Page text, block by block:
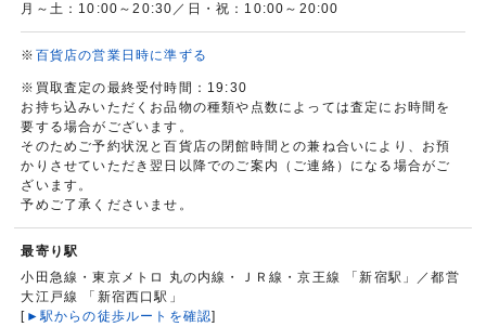
月～土：10:00～20:30／日・祝：10:00～20:00
※ 百貨店の営業日時に準ずる
※買取査定の最終受付時間：19:30
お持ち込みいただくお品物の種類や点数によっては査定にお時間を
要する場合がございます。
そのためご予約状況と百貨店の閉館時間との兼ね合いにより、お預
かりさせていただき翌日以降でのご案内（ご連絡）になる場合がご
ざいます。
予めご了承くださいませ。
最寄り駅
小田急線・東京メトロ 丸の内線・ＪＲ線・京王線 「新宿駅」／都営
大江戸線 「新宿西口駅」
[ ►駅からの徒歩ルートを確認]